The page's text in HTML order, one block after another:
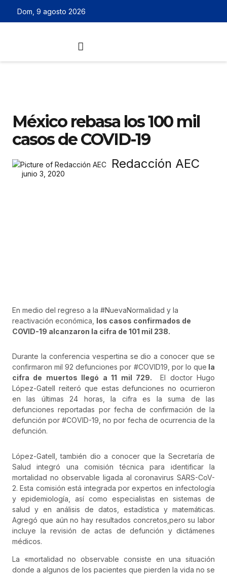
Dom, 9 agosto 2026
México rebasa los 100 mil
casos de COVID-19
Redacción AEC
junio 3, 2020
En medio del regreso a la #NuevaNormalidad y la
reactivación económica, los casos confirmados de
COVID-19 alcanzaron la cifra de 101 mil 238.
Durante la conferencia vespertina se dio a conocer que se
confirmaron mil 92 defunciones por #COVID19, por lo que la
cifra de muertos llegó a 11 mil 729.
El doctor Hugo
López-Gatell reiteró que estas defunciones no ocurrieron
en las últimas 24 horas, la cifra es la suma de las
defunciones reportadas por fecha de confirmación de la
defunción por #COVID-19, no por fecha de ocurrencia de la
defunción.
López-Gatell, también dio a conocer que la Secretaría de
Salud integró una comisión técnica para identificar la
mortalidad no observable ligada al coronavirus SARS-CoV-
2. Esta comisión está integrada por expertos en infectología
y epidemiología, así como especialistas en sistemas de
salud y en análisis de datos, estadística y matemáticas.
Agregó que aún no hay resultados concretos,pero su labor
incluye la revisión de actas de defunción y dictámenes
médicos.
La «mortalidad no observable consiste en una situación
donde a algunos de los pacientes que pierden la vida no se